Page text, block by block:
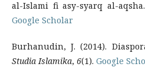
al-Islami fi asy-syarq al-aqsha.
Google Scholar
Burhanudin, J. (2014).
Studia Islamika, 6(1). Google